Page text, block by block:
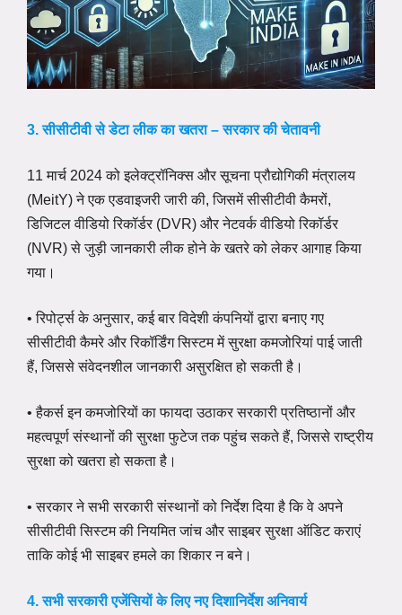
3. सीसीटीवी से डेटा लीक का खतरा – सरकार की चेतावनी
11 मार्च 2024 को इलेक्ट्रॉनिक्स और सूचना प्रौद्योगिकी मंत्रालय
(MeitY) ने एक एडवाइजरी जारी की, जिसमें सीसीटीवी कैमरों,
डिजिटल वीडियो रिकॉर्डर (DVR) और नेटवर्क वीडियो रिकॉर्डर
(NVR) से जुड़ी जानकारी लीक होने के खतरे को लेकर आगाह किया
गया।
• रिपोर्ट्स के अनुसार, कई बार विदेशी कंपनियों द्वारा बनाए गए
सीसीटीवी कैमरे और रिकॉर्डिंग सिस्टम में सुरक्षा कमजोरियां पाई जाती
हैं, जिससे संवेदनशील जानकारी असुरक्षित हो सकती है।
• हैकर्स इन कमजोरियों का फायदा उठाकर सरकारी प्रतिष्ठानों और
महत्वपूर्ण संस्थानों की सुरक्षा फुटेज तक पहुंच सकते हैं, जिससे राष्ट्रीय
सुरक्षा को खतरा हो सकता है।
• सरकार ने सभी सरकारी संस्थानों को निर्देश दिया है कि वे अपने
सीसीटीवी सिस्टम की नियमित जांच और साइबर सुरक्षा ऑडिट कराएं
ताकि कोई भी साइबर हमले का शिकार न बने।
4. सभी सरकारी एजेंसियों के लिए नए दिशानिर्देश अनिवार्य